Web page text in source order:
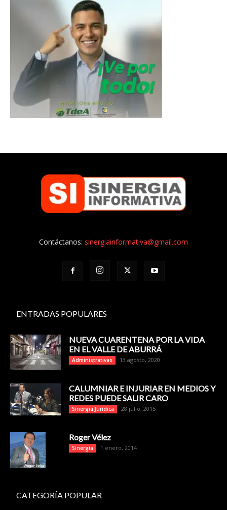
Contáctanos: sinergiainformativa@gmail.com
ENTRADAS POPULARES
NUEVA CUARENTENA POR LA VIDA
EN EL VALLE DE ABURRÁ
Administrativas 13 agosto, 2020
CALUMNIAR E INJURIAR EN MEDIOS Y
REDES PUEDE SALIR CARO
Sinergia Jurídica 28 julio, 2015
Roger Vélez
Sinergia 1 enero, 2014
CATEGORÍA POPULAR